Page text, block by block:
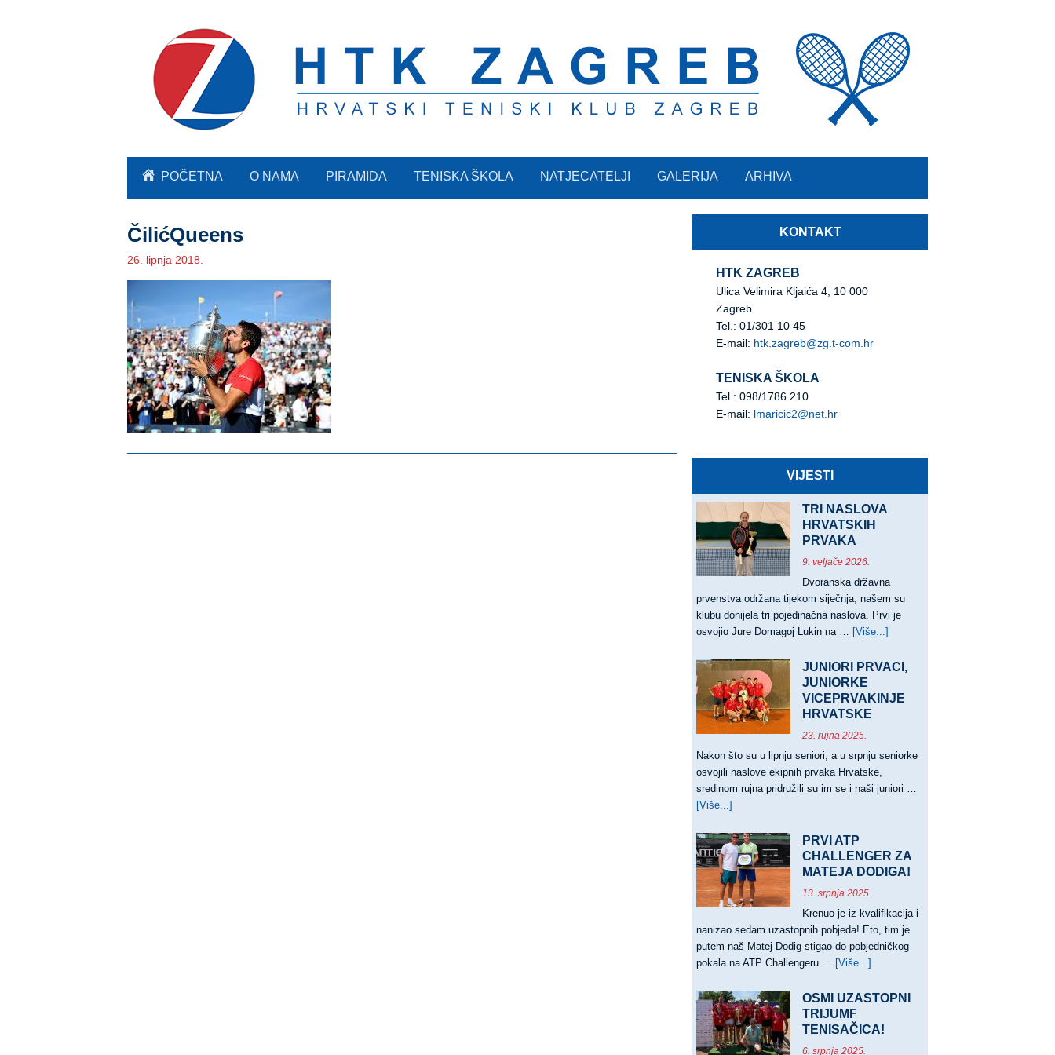
POČETNA O NAMA PIRAMIDA TENISKA ŠKOLA NATJECATELJI GALERIJA ARHIVA
ČilićQueens
26. lipnja 2018.
KONTAKT
HTK ZAGREB
Ulica Velimira Kljaića 4, 10 000
Zagreb
Tel.: 01/301 10 45
E-mail: htk.zagreb@zg.t-com.hr
TENISKA ŠKOLA
Tel.: 098/1786 210
E-mail: lmaricic2@net.hr
VIJESTI
TRI NASLOVA
HRVATSKIH
PRVAKA
9. veljače 2026.
Dvoranska državna
prvenstva održana tijekom siječnja, našem su
klubu donijela tri pojedinačna naslova. Prvi je
osvojio Jure Domagoj Lukin na … [Više...]
NASLOVA
PRVAKA
JUNIORI PRVACI,
JUNIORKE
VICEPRVAKINJE
HRVATSKE
23. rujna 2025.
Nakon što su u lipnju seniori, a u srpnju seniorke
osvojili naslove ekipnih prvaka Hrvatske,
sredinom rujna pridružili su im se i naši juniori …
[Više...]
PRVACI,
JUNIORKE
VICEPRVAKINJE
HRVATSKE
PRVI ATP
CHALLENGER ZA
MATEJA DODIGA!
13. srpnja 2025.
Krenuo je iz kvalifikacija i
nanizao sedam uzastopnih pobjeda! Eto, tim je
putem naš Matej Dodig stigao do pobjedničkog
pokala na ATP Challengeru … [Više...]
ATP
ZA
OSMI UZASTOPNI
TRIJUMF
TENISAČICA!
6. srpnja 2025.